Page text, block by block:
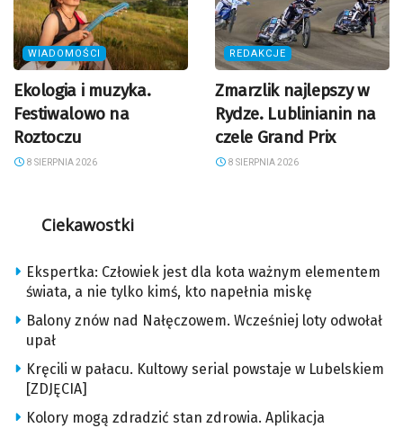
WIADOMOŚCI
Ekologia i muzyka.
Festiwalowo na
Roztoczu
8 SIERPNIA 2026
REDAKCJE
Zmarzlik najlepszy w
Rydze. Lublinianin na
czele Grand Prix
8 SIERPNIA 2026
Ciekawostki
Ekspertka: Człowiek jest dla kota ważnym elementem
świata, a nie tylko kimś, kto napełnia miskę
Balony znów nad Nałęczowem. Wcześniej loty odwołał
upał
Kręcili w pałacu. Kultowy serial powstaje w Lubelskiem
[ZDJĘCIA]
Kolory mogą zdradzić stan zdrowia. Aplikacja